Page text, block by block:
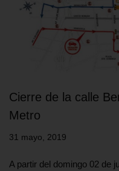
Cierre de la calle
Metro
31 mayo, 2019
A partir del domingo 02 de